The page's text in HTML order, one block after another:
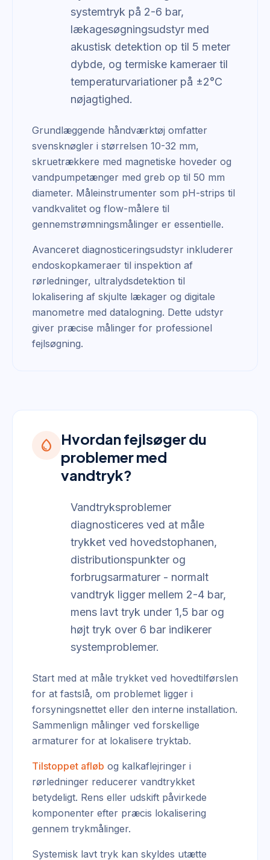
systemtryk på 2-6 bar,
lækagesøgningsudstyr med
akustisk detektion op til 5 meter
dybde, og termiske kameraer til
temperaturvariationer på ±2°C
nøjagtighed.
Grundlæggende håndværktøj omfatter
svensknøgler i størrelsen 10-32 mm,
skruetrækkere med magnetiske hoveder og
vandpumpetænger med greb op til 50 mm
diameter. Måleinstrumenter som pH-strips til
vandkvalitet og flow-målere til
gennemstrømningsmålinger er essentielle.
Avanceret diagnosticeringsudstyr inkluderer
endoskopkameraer til inspektion af
rørledninger, ultralydsdetektion til
lokalisering af skjulte lækager og digitale
manometre med datalogning. Dette udstyr
giver præcise målinger for professionel
fejlsøgning.
water_drop
Hvordan fejlsøger du
problemer med
vandtryk?
Vandtryksproblemer
diagnosticeres ved at måle
trykket ved hovedstophanen,
distributionspunkter og
forbrugsarmaturer - normalt
vandtryk ligger mellem 2-4 bar,
mens lavt tryk under 1,5 bar og
højt tryk over 6 bar indikerer
systemproblemer.
Start med at måle trykket ved hovedtilførslen
for at fastslå, om problemet ligger i
forsyningsnettet eller den interne installation.
Sammenlign målinger ved forskellige
armaturer for at lokalisere tryktab.
Tilstoppet afløb og kalkaflejringer i
rørledninger reducerer vandtrykket
betydeligt. Rens eller udskift påvirkede
komponenter efter præcis lokalisering
gennem trykmålinger.
Systemisk lavt tryk kan skyldes utætte